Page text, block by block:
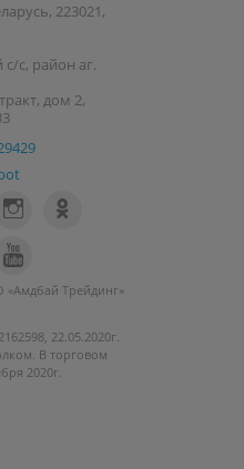
223021,
с, район аг.
дом 2,
Трейдинг»
22.05.2020г.
В торговом
2020г.